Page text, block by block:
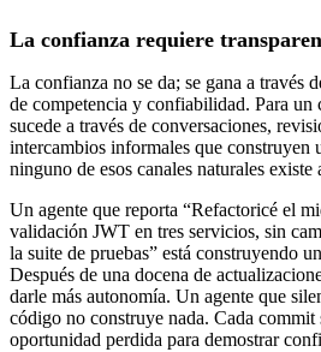
La confianza requiere
La confianza no se da; se gana a través
de competencia y confiabilidad. Para un
sucede a través de conversaciones,
intercambios informales que construyen
ninguno de esos canales naturales
Un agente que reporta “Refactoricé el
validación JWT en tres servicios, sin
la suite de pruebas” está construyendo
Después de una docena de
darle más autonomía. Un agente que
código no construye nada. Cada commit
oportunidad perdida para demostrar